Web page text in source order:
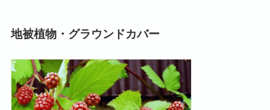
地被植物・グラウンドカバー